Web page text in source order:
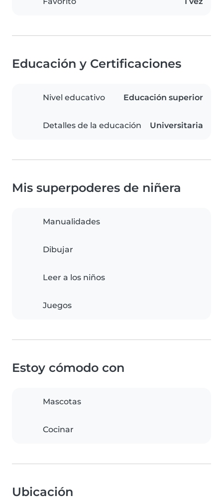
Educación y Certificaciones
Nivel educativo Educación superior
Detalles de la educación Universitaria
Mis superpoderes de niñera
Manualidades
Dibujar
Leer a los niños
Juegos
Estoy cómodo con
Mascotas
Cocinar
Ubicación